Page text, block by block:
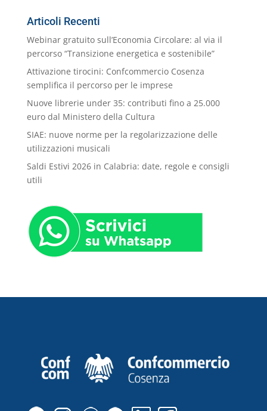
Categorie
Articoli Recenti
Webinar gratuito sull’Economia Circolare: al via il
percorso “Transizione energetica e sostenibile”
Attivazione tirocini: Confcommercio Cosenza
semplifica il percorso per le imprese
Nuove librerie under 35: contributi fino a 25.000
euro dal Ministero della Cultura
SIAE: nuove norme per la regolarizzazione delle
utilizzazioni musicali
Saldi Estivi 2026 in Calabria: date, regole e consigli
utili